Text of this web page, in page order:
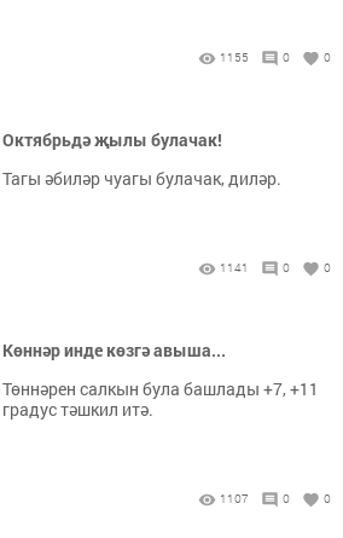
1155 0 0
Октябрьдә җылы булачак!
Тагы әбиләр чуагы булачак, диләр.
1141 0 0
Көннәр инде көзгә авыша...
Төннәрен салкын була башлады +7, +11
градус тәшкил итә.
1107 0 0